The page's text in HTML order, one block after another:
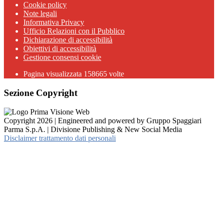
Cookie policy
Note legali
Informativa Privacy
Ufficio Relazioni con il Pubblico
Dichiarazione di accessibilità
Obiettivi di accessibilità
Gestione consensi cookie
Pagina visualizzata 158665 volte
Sezione Copyright
Copyright 2026 | Engineered and powered by Gruppo Spaggiari
Parma S.p.A. | Divisione Publishing & New Social Media
Disclaimer trattamento dati personali